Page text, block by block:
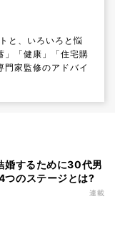
と、いろいろと悩
」「健康」「住宅購
門家監修のアドバイ
婚するために30代男
つのステージとは?
連載